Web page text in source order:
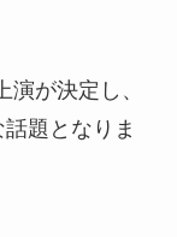
が決定し、
題となりま